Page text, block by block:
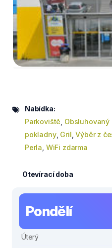
Nabídka:
Parkoviště
pokladny, Gril ,Výběr z
Perla WiFi zdarma
Otevírací doba
Pondělí
Úterý